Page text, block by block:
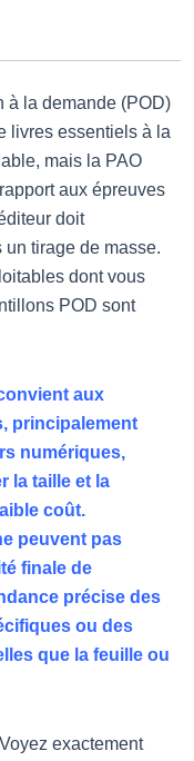
à la demande (POD)
livres essentiels à la
mais la PAO
aux épreuves
doit
tirage de masse.
dont vous
POD sont
aux
principalement
numériques,
la taille et la
coût.
peuvent pas
finale de
précise des
ou des
que la feuille ou
exactement